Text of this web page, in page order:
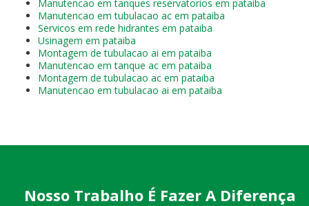
Manutencao em tanques reservatorios em pataiba
Manutencao em tubulacao ac em pataiba
Servicos em rede hidrantes em pataiba
Usinagem em pataiba
Montagem de tubulacao ai em pataiba
Manutencao em tanque ac em pataiba
Montagem de tubulacao ac em pataiba
Manutencao em tubulacao ai em pataiba
Nosso Trabalho É Fazer A Diferença